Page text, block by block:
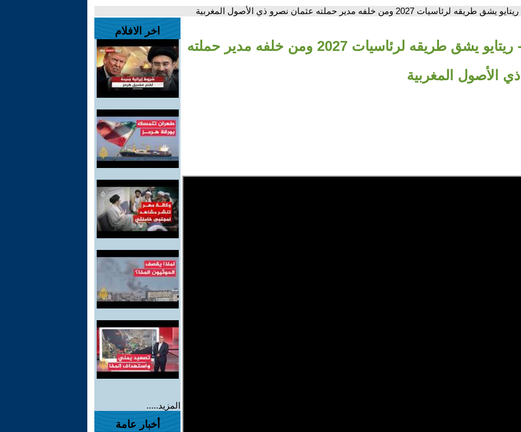
يشق طريقه لرئاسيات 2027 ومن خلفه مدير حملته عثمان نصرو ذي الأصول المغربية
- ريتايو يشق طريقه لرئاسيات 2027 ومن خلفه مدير حملته
الأصول المغربية
اخر الافلام
المزيد.....
أخبار عامة